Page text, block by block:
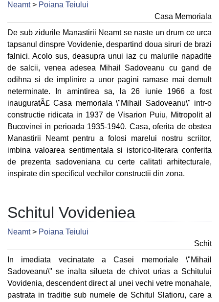
Neamt> Poiana Teiului
Casa Memoriala
De sub zidurile Manastirii Neamt se naste un drum ce urca
tapsanul dinspre Vovidenie, despartind doua siruri de brazi
falnici. Acolo sus, deasupra unui iaz cu malurile napadite
de salcii, venea adesea Mihail Sadoveanu cu gand de
odihna si de implinire a unor pagini ramase mai demult
neterminate. In amintirea sa, la 26 iunie 1966 a fost
inauguratÃ£ Casa memoriala \"Mihail Sadoveanu\" intr-o
constructie ridicata in 1937 de Visarion Puiu, Mitropolit al
Bucovinei in perioada 1935-1940. Casa, oferita de obstea
Manastirii Neamt pentru a folosi marelui nostru scriitor,
imbina valoarea sentimentala si istorico-literara conferita
de prezenta sadoveniana cu certe calitati arhitecturale,
inspirate din specificul vechilor constructii din zona.
Schitul Vovideniea
Neamt> Poiana Teiului
Schit
In imediata vecinatate a Casei memoriale \"Mihail
Sadoveanu\" se inalta silueta de chivot urias a Schitului
Vovidenia, descendent direct al unei vechi vetre monahale,
pastrata in traditie sub numele de Schitul Slatioru, care a